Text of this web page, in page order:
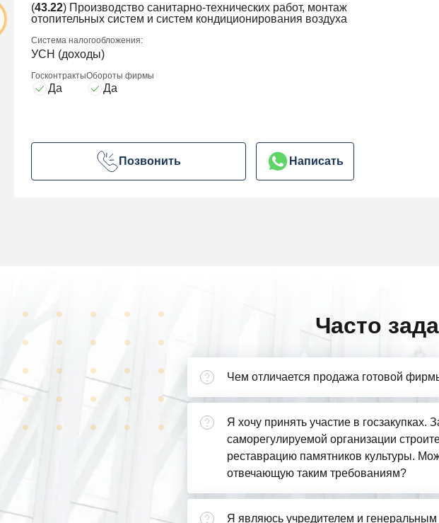
(43.22) Производство санитарно-технических работ, монтаж
отопительных систем и систем кондиционирования воздуха
Система налогообложения:
УСН (доходы)
Госконтракты
Да
Обороты фирмы
Да
Позвонить Написать
Часто
Чем отличается продажа готовой
Я хочу принять участие в госзакупках.
саморегулируемой организации
реставрацию памятников культуры.
отвечающую таким требованиям?
Я являюсь учредителем и